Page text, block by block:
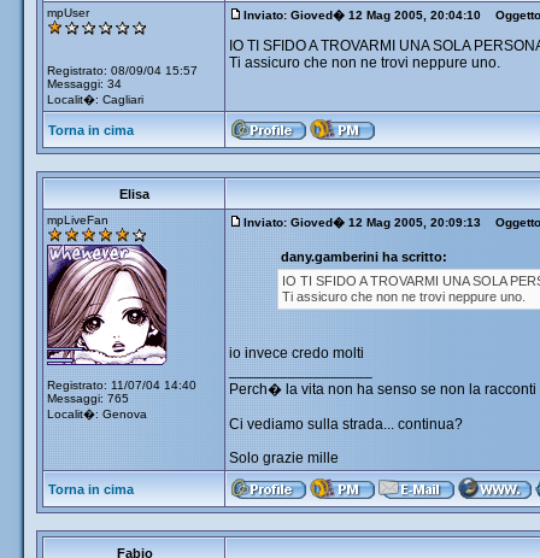
mpUser
Registrato: 08/09/04 15:57
Messaggi: 34
Localit�: Cagliari
Inviato: Gioved� 12 Mag 2005, 20:04:10
IO TI SFIDO A TROVARMI UNA SOLA
Ti assicuro che non ne trovi neppure uno.
Torna in cima
Elisa
mpLiveFan
Registrato: 11/07/04 14:40
Messaggi: 765
Localit�: Genova
Inviato: Gioved� 12 Mag 2005, 20:09:13
dany.gamberini ha scritto:
IO TI SFIDO A TROVARMI UNA SOLA
Ti assicuro che non ne trovi neppure uno.
io invece credo molti
Perch� la vita non ha senso se non la racconti
Ci vediamo sulla strada... continua?
Solo grazie mille
Torna in cima
Fabio